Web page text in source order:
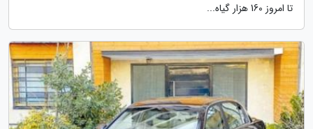
تا امروز 160 هزار گیاه...